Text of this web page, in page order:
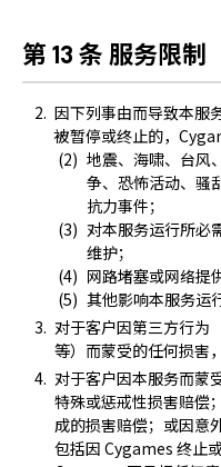
第 13 条 服务限制
因下列事由而导致本服
被暂停或终止的，
地震、海啸、台风
争、恐怖活动、骚
抗力事件；
对本服务运行所必
维护；
网路堵塞或网络提
其他影响本服务运
对于客户因第三方行为
等）而蒙受的任何损害
对于客户因本服务而蒙
特殊或惩戒性损害赔偿
成的损害赔偿；或因意
包括因 Cygames 终止